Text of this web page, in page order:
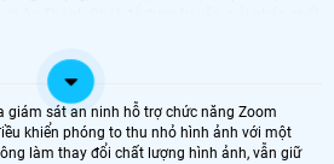
TRONG NHÀ CHÍNH HÃNG
CAMERA EZVIZ LẮP TRONG NHÀ
giám sát an ninh hỗ trợ chức năng Zoom
khiển phóng to thu nhỏ hình ảnh với một
làm thay đổi chất lượng hình ảnh, vẫn giữ